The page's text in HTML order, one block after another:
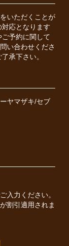
いただくことが
応となります
予約に関して
い合わせくださ
承下さい。
ヤマザキ/セブ
入力ください。
割引適用されま